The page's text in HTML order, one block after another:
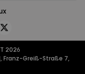
2026
Franz-Greiß-Straße 7,